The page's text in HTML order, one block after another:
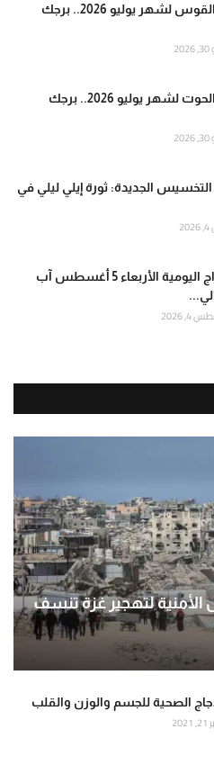
توقعات برج القوس لشهر يوليو 2026.. برجك
توقعات برج الحوت لشهر يوليو 2026.. برجك
التخسيس الجديدة: ثورة إيلي ليلي في
توقعات الأبراج اليومية الأربعاء 5 أغسطس آب
2026
الأمنية لتهجير غزة تنسف
الصحية للجسم والوزن والقلب